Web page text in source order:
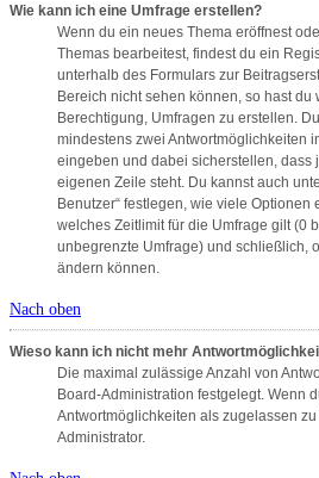
Wie kann ich eine Umfrage erstellen?
Wenn du ein neues Thema eröffnest
Themas bearbeitest, findest du ein
unterhalb des Formulars zur
Bereich nicht sehen können, so hast du
Berechtigung, Umfragen zu erstellen.
mindestens zwei Antwortmöglichkeiten
eingeben und dabei sicherstellen, dass
eigenen Zeile steht. Du kannst auch
Benutzer“ festlegen, wie viele Optionen
welches Zeitlimit für die Umfrage gilt (0
unbegrenzte Umfrage) und schließlich,
ändern können.
Nach oben
Wieso kann ich nicht mehr
Die maximal zulässige Anzahl von
Board-Administration festgelegt. Wenn
Antwortmöglichkeiten als zugelassen
Administrator.